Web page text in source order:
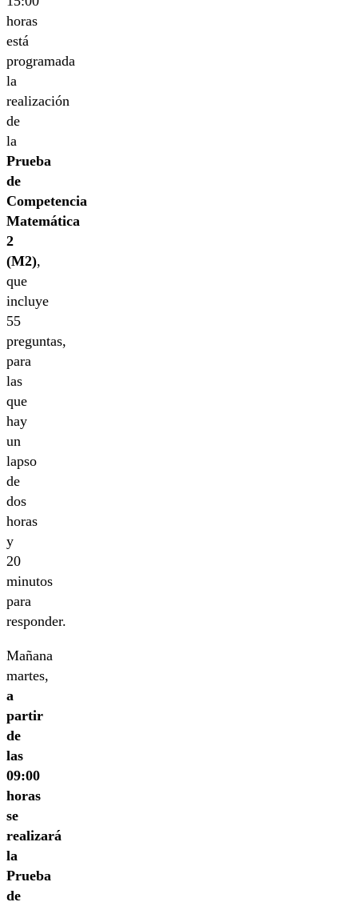
horas
está
programada
la
realización
de
la
Prueba
de
Competencia
Matemática
2
(M2),
que
incluye
55
preguntas,
para
las
que
hay
un
lapso
de
dos
horas
y
20
minutos
para
responder.
Mañana
martes,
a
partir
de
las
09:00
horas
se
realizará
la
Prueba
de